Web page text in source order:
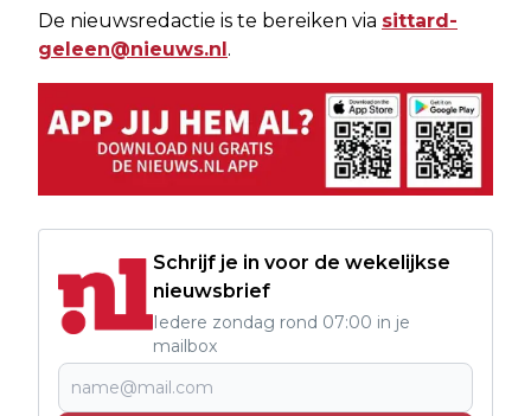
De nieuwsredactie is te bereiken via sittard-
geleen@nieuws.nl .
Schrijf je in voor de wekelijkse
nieuwsbrief
Iedere zondag rond 07:00 in je
mailbox